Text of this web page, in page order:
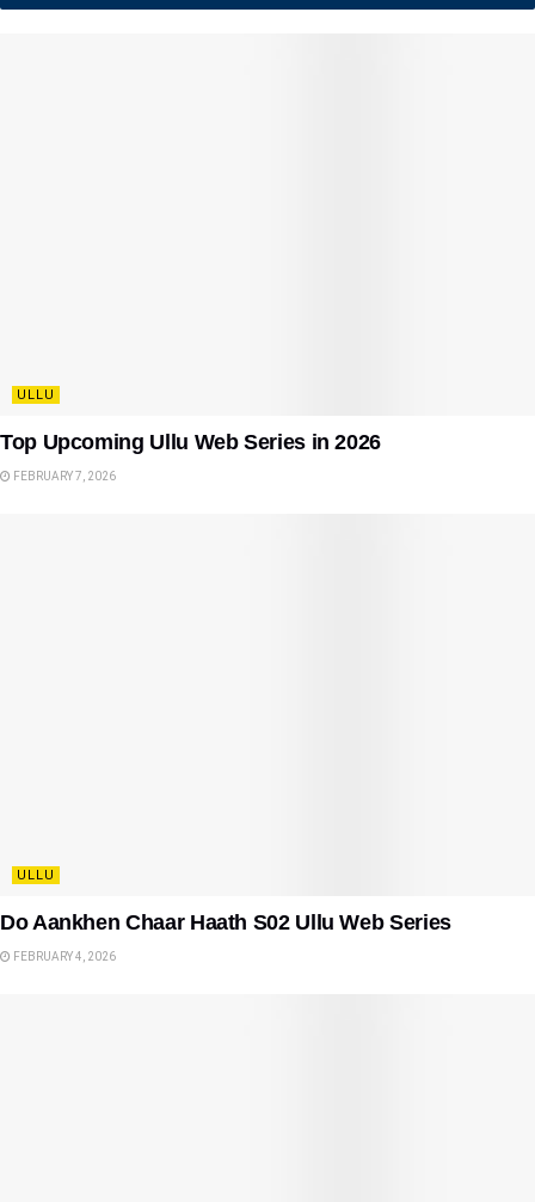
ULLU
Top Upcoming Ullu Web Series in 2026
FEBRUARY 7, 2026
ULLU
Do Aankhen Chaar Haath S02 Ullu Web Series
FEBRUARY 4, 2026